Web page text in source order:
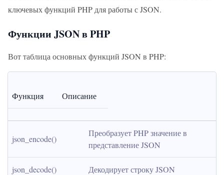
ключевых функций PHP для работы с JSON.
Функции JSON в PHP
Вот таблица основных функций JSON в PHP:
Функция Описание
json_encode()
Преобразует PHP значение в
представление JSON
json_decode() Декодирует строку JSON